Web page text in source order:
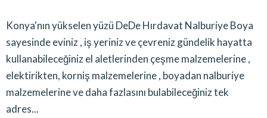
Konya'nın yükselen yüzü DeDe Hırdavat Nalburiye Boya
sayesinde eviniz , iş yeriniz ve çevreniz gündelik hayatta
kullanabileceğiniz el aletlerinden çeşme malzemelerine ,
elektirikten, korniş malzemelerine , boyadan nalburiye
malzemelerine ve daha fazlasını bulabileceğiniz tek
adres...